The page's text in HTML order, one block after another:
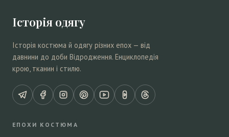
Історія одягу
Історія костюма й одягу різних епох — від
давнини до доби Відродження. Енциклопедія
крою, тканин і стилю.
ЕПОХИ КОСТЮМА